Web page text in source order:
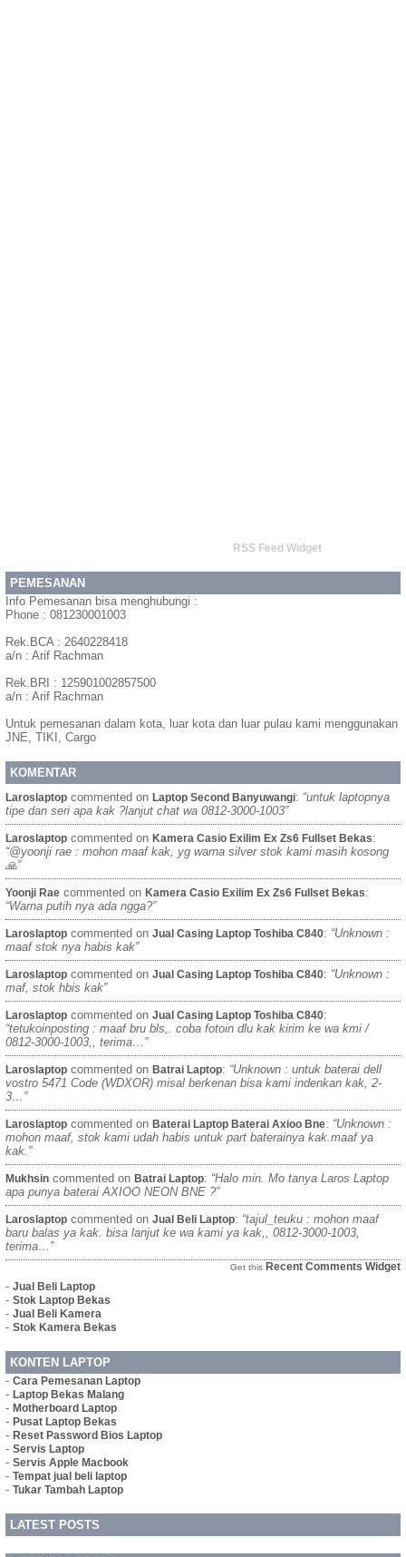
RSS Feed Widget
PEMESANAN
Info Pemesanan bisa menghubungi :
Phone : 081230001003
Rek.BCA : 2640228418
a/n : Arif Rachman
Rek.BRI : 125901002857500
a/n : Arif Rachman
Untuk pemesanan dalam kota, luar kota dan luar pulau kami menggunakan
JNE, TIKI, Cargo
KOMENTAR
Laroslaptop commented on Laptop Second Banyuwangi: “untuk laptopnya
tipe dan seri apa kak ?lanjut chat wa 0812-3000-1003”
Laroslaptop commented on Kamera Casio Exilim Ex Zs6 Fullset Bekas:
“@yoonji rae : mohon maaf kak, yg warna silver stok kami masih kosong
🙏”
Yoonji Rae commented on Kamera Casio Exilim Ex Zs6 Fullset Bekas:
“Warna putih nya ada ngga?”
Laroslaptop commented on Jual Casing Laptop Toshiba C840: “Unknown :
maaf stok nya habis kak”
Laroslaptop commented on Jual Casing Laptop Toshiba C840: “Unknown :
maf, stok hbis kak”
Laroslaptop commented on Jual Casing Laptop Toshiba C840:
“tetukoinposting : maaf bru bls,. coba fotoin dlu kak kirim ke wa kmi /
0812-3000-1003,, terima…”
Laroslaptop commented on Batrai Laptop: “Unknown : untuk baterai dell
vostro 5471 Code (WDXOR) misal berkenan bisa kami indenkan kak, 2-
3…”
Laroslaptop commented on Baterai Laptop Baterai Axioo Bne: “Unknown :
mohon maaf, stok kami udah habis untuk part baterainya kak.maaf ya
kak.”
Mukhsin commented on Batrai Laptop: “Halo min. Mo tanya Laros Laptop
apa punya baterai AXIOO NEON BNE ?”
Laroslaptop commented on Jual Beli Laptop: “tajul_teuku : mohon maaf
baru balas ya kak. bisa lanjut ke wa kami ya kak,, 0812-3000-1003,
terima…”
Get this Recent Comments Widget
- Jual Beli Laptop
- Stok Laptop Bekas
- Jual Beli Kamera
- Stok Kamera Bekas
KONTEN LAPTOP
- Cara Pemesanan Laptop
- Laptop Bekas Malang
- Motherboard Laptop
- Pusat Laptop Bekas
- Reset Password Bios Laptop
- Servis Laptop
- Servis Apple Macbook
- Tempat jual beli laptop
- Tukar Tambah Laptop
LATEST POSTS